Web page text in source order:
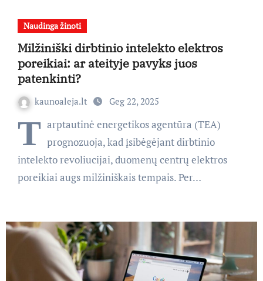
Naudinga žinoti
Milžiniški dirbtinio intelekto elektros
poreikiai: ar ateityje pavyks juos
patenkinti?
kaunoaleja.lt Geg 22, 2025
T arptautinė energetikos agentūra (TEA)
prognozuoja, kad įsibėgėjant dirbtinio
intelekto revoliucijai, duomenų centrų elektros
poreikiai augs milžiniškais tempais. Per…